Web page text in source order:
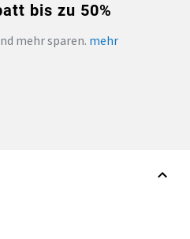
bis zu 50%
mehr sparen. mehr